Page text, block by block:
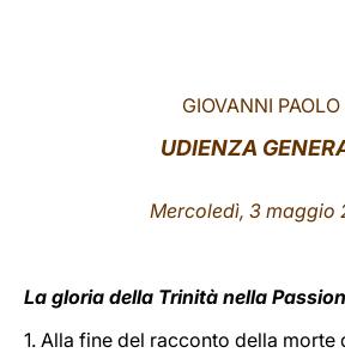
GIOVANNI PAOLO
UDIENZA
Mercoledì, 3 maggio
La gloria della Trinità nella
1. Alla fine del racconto della morte